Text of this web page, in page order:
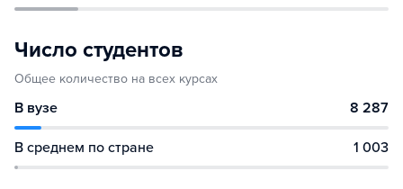
Число студентов
Общее количество на всех курсах
В вузе 8 287
В среднем по стране 1 003